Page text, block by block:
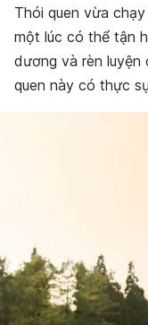
Thói quen vừa
một lúc có thể tận
dương và rèn luyện
quen này có thực